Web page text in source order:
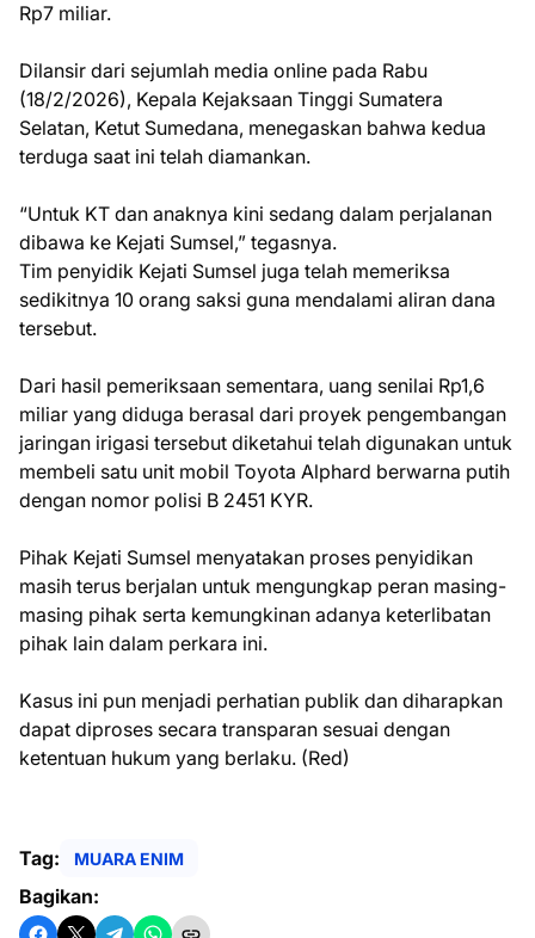
Rp7 miliar.
Dilansir dari sejumlah media online pada Rabu
(18/2/2026), Kepala Kejaksaan Tinggi Sumatera
Selatan, Ketut Sumedana, menegaskan bahwa kedua
terduga saat ini telah diamankan.
“Untuk KT dan anaknya kini sedang dalam perjalanan
dibawa ke Kejati Sumsel,” tegasnya.
Tim penyidik Kejati Sumsel juga telah memeriksa
sedikitnya 10 orang saksi guna mendalami aliran dana
tersebut.
Dari hasil pemeriksaan sementara, uang senilai Rp1,6
miliar yang diduga berasal dari proyek pengembangan
jaringan irigasi tersebut diketahui telah digunakan untuk
membeli satu unit mobil Toyota Alphard berwarna putih
dengan nomor polisi B 2451 KYR.
Pihak Kejati Sumsel menyatakan proses penyidikan
masih terus berjalan untuk mengungkap peran masing-
masing pihak serta kemungkinan adanya keterlibatan
pihak lain dalam perkara ini.
Kasus ini pun menjadi perhatian publik dan diharapkan
dapat diproses secara transparan sesuai dengan
ketentuan hukum yang berlaku. (Red)
Tag: MUARA ENIM
Bagikan: